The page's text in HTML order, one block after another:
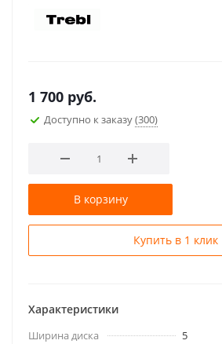
1 700 руб.
Доступно к заказу(300)
В корзину
Купить в 1 клик
Характеристики
Ширина диска
5